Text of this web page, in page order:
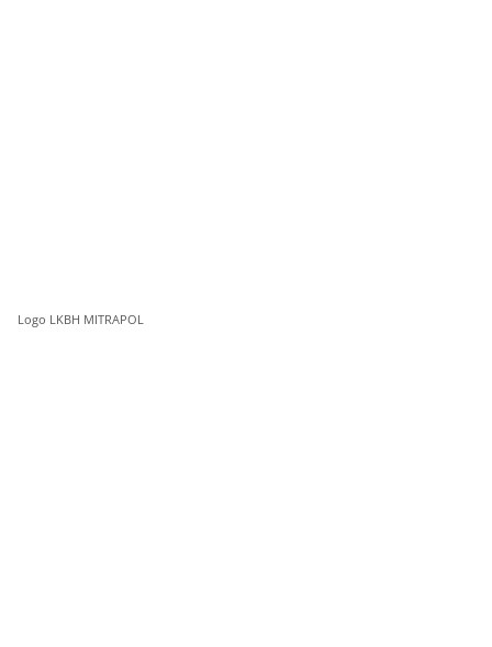
Logo LKBH MITRAPOL